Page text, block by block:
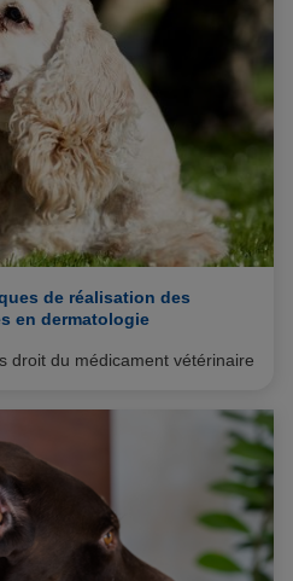
de réalisation des
en dermatologie
droit du médicament vétérinaire